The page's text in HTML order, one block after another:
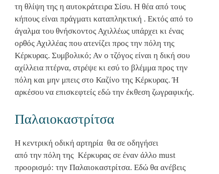
τη θλίψη της η αυτοκράτειρα Σίσυ. Η θέα από τους
κήπους είναι πράγματι καταπληκτική . Εκτός από το
άγαλμα του θνήσκοντος Αχιλλέως υπάρχει κι ένας
ορθός Αχιλλέας που ατενίζει προς την πόλη της
Κέρκυρας. Συμβολικό; Αν ο τζόγος είναι η δική σου
αχίλλεια πτέρνα, στρέψε κι εσύ το βλέμμα προς την
πόλη και μην μπεις στο Καζίνο της Κέρκυρας. Ή
αρκέσου να επισκεφτείς εδώ την έκθεση ζωγραφικής.
Παλαιοκαστρίτσα
Η κεντρική οδική αρτηρία θα σε οδηγήσει
από την πόλη της Κέρκυρας σε έναν άλλο must
προορισμό: την Παλαιοκαστρίτσα. Εδώ θα ανέβεις